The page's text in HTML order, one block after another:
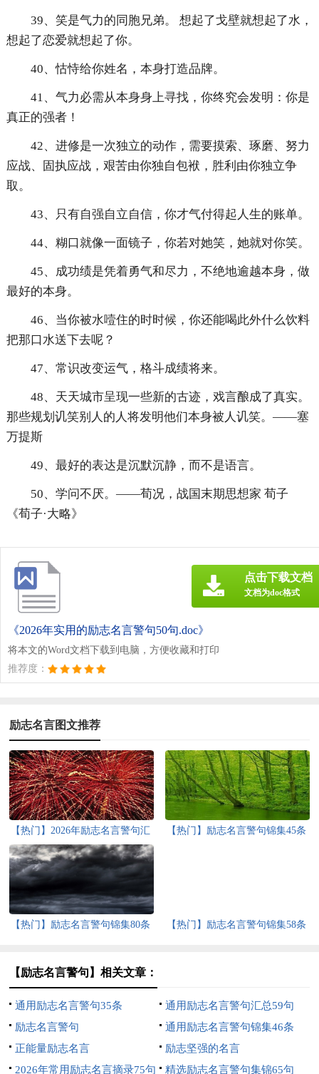
39、笑是气力的同胞兄弟。 想起了戈壁就想起了水，
想起了恋爱就想起了你。
40、怙恃给你姓名，本身打造品牌。
41、气力必需从本身身上寻找，你终究会发明：你是
真正的强者！
42、进修是一次独立的动作，需要摸索、琢磨、努力
应战、固执应战，艰苦由你独自包袱，胜利由你独立争
取。
43、只有自强自立自信，你才气付得起人生的账单。
44、糊口就像一面镜子，你若对她笑，她就对你笑。
45、成功绩是凭着勇气和尽力，不绝地逾越本身，做
最好的本身。
46、当你被水噎住的时时候，你还能喝此外什么饮料
把那口水送下去呢？
47、常识改变运气，格斗成绩将来。
48、天天城市呈现一些新的古迹，戏言酿成了真实。
那些规划讥笑别人的人将发明他们本身被人讥笑。——塞
万提斯
49、最好的表达是沉默沉静，而不是语言。
50、学问不厌。——荀况，战国末期思想家 荀子
《荀子·大略》
《2026年实用的励志名言警句50句.doc》
将本文的Word文档下载到电脑，方便收藏和打印
推荐度：
点击下载文档
文档为doc格式
励志名言图文推荐
【热门】2026年励志名言警句汇
总65条
【热门】励志名言警句锦集45条
【热门】励志名言警句锦集80条 【热门】励志名言警句锦集58条
【励志名言警句】相关文章：
通用励志名言警句35条
通用励志名言警句汇总59句
励志名言警句
通用励志名言警句锦集46条
正能量励志名言
励志坚强的名言
2026年常用励志名言摘录75句
精选励志名言警句集锦65句